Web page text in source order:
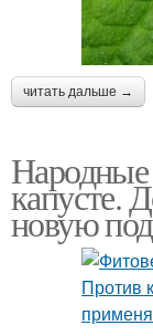
читать дальше →
Народные
капусте.
новую